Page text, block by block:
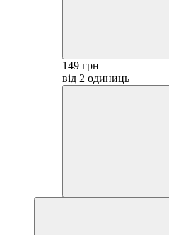
149 грн
від 2 одиниць